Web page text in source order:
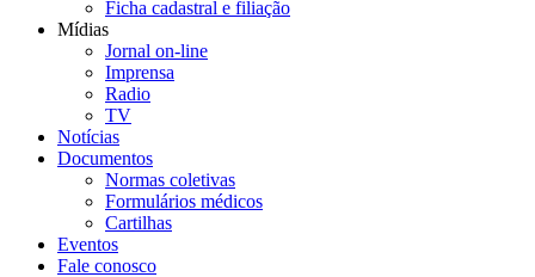
Ficha cadastral e filiação
Mídias
Jornal on-line
Imprensa
Radio
TV
Notícias
Documentos
Normas coletivas
Formulários médicos
Cartilhas
Eventos
Fale conosco